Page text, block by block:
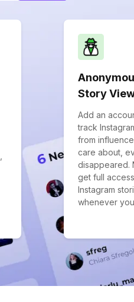
Story
Add an
track
from
care about,
disappeared.
get full
Instagram
whenever